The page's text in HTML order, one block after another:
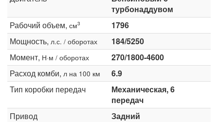
турбонаддувом
Рабочий объем, см3
1796
Мощность, л.с. / оборотах
184/5250
Момент, Н·м / оборотах
270/1800-4600
Расход комби, л на 100 км
6.9
Тип коробки передач
Механическая, 6
передач
Привод
Задний